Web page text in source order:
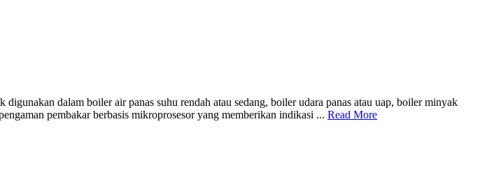
dalam boiler air panas suhu rendah atau sedang, boiler udara panas atau uap, boiler minyak
pembakar berbasis mikroprosesor yang memberikan indikasi ... Read More